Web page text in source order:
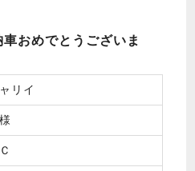
おめでとうございま
リイ